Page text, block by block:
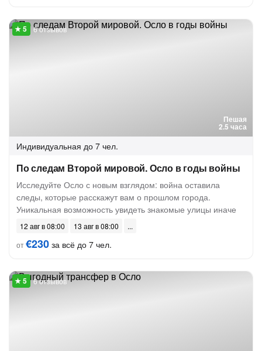
Пешая
2.5 часа
6 отзывов
Индивидуальная до 7 чел.
По следам Второй мировой. Осло в годы войны
Исследуйте Осло с новым взглядом: война оставила
следы, которые расскажут вам о прошлом города.
Уникальная возможность увидеть знакомые улицы иначе
12 авг в 08:00
13 авг в 08:00
от€230 за всё до 7 чел.
6 отзывов